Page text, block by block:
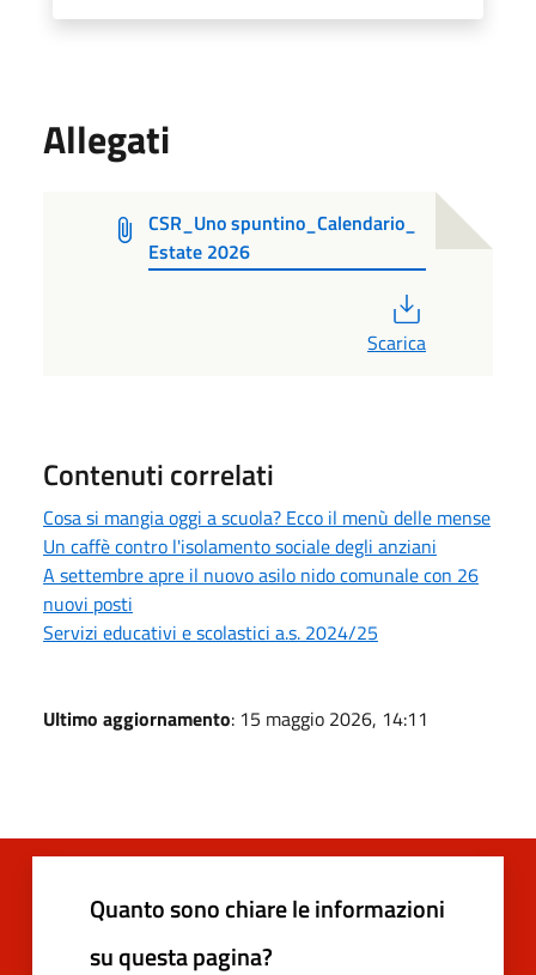
Allegati
CSR_Uno spuntino_Calendario_
Estate 2026
Scarica
Contenuti correlati
Cosa si mangia oggi a scuola? Ecco il menù delle mense
Un caffè contro l'isolamento sociale degli anziani
A settembre apre il nuovo asilo nido comunale con 26
nuovi posti
Servizi educativi e scolastici a.s. 2024/25
Ultimo aggiornamento: 15 maggio 2026, 14:11
Quanto sono chiare le informazioni
su questa pagina?